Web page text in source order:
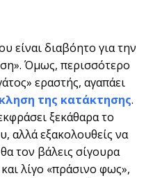
είναι διαβόητο για την
Όμως, περισσότερο
εραστής, αγαπάει
της κατάκτησης.
ξεκάθαρα το
αλλά εξακολουθείς να
τον βάλεις σίγουρα
λίγο «πράσινο φως»,